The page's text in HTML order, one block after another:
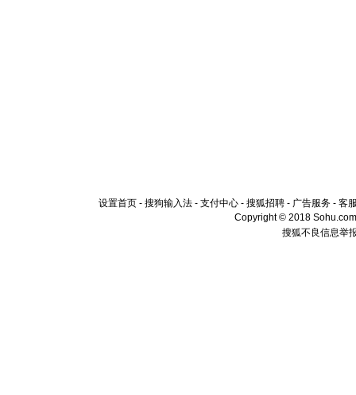
设置首页 - 搜狗输入法 - 支付中心 - 搜狐招聘 - 广告服务 - 客
Copyright © 2018
搜狐不良信息举